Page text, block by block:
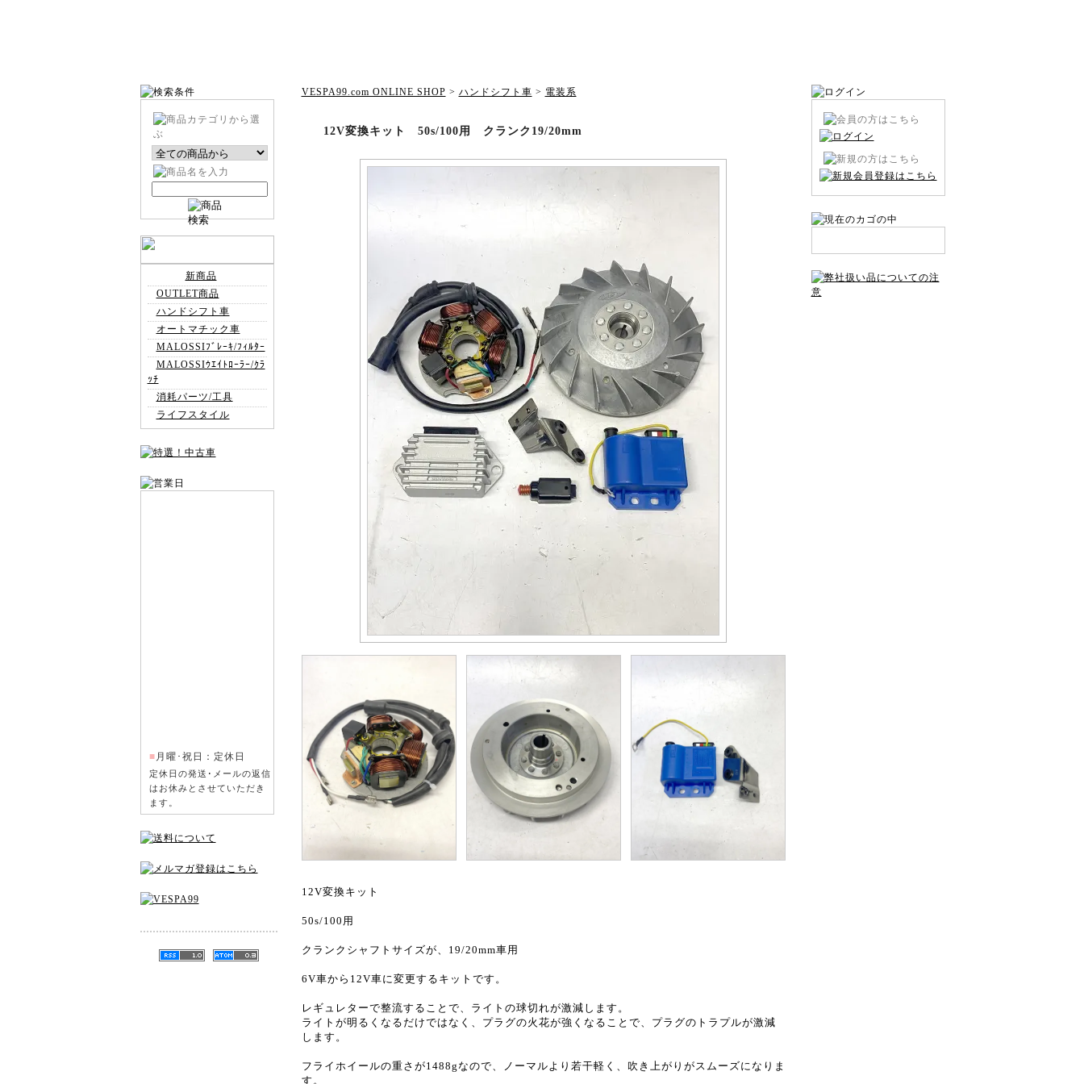
新商品
OUTLET商品
ハンドシフト車
オートマチック車
MALOSSIﾌﾞﾚｰｷ/ﾌｨﾙﾀｰ
MALOSSIｳｴｲﾄﾛｰﾗｰ/ｸﾗ
ｯﾁ
消耗パーツ/工具
ライフスタイル
■ 月曜･祝日：定休日
定休日の発送･メールの返信
はお休みとさせていただき
ます。
VESPA99.com ONLINE SHOP > ハンドシフト車 > 電装系
12V変換キット 50s/100用 クランク19/20mm
12V変換キット
50s/100用
クランクシャフトサイズが、19/20mm車用
6V車から12V車に変更するキットです。
レギュレターで整流することで、ライトの球切れが激減します。
ライトが明るくなるだけではなく、プラグの火花が強くなることで、プラグのトラプルが激減
します。
フライホイールの重さが1488gなので、ノーマルより若干軽く、吹き上がりがスムーズになりま
す。